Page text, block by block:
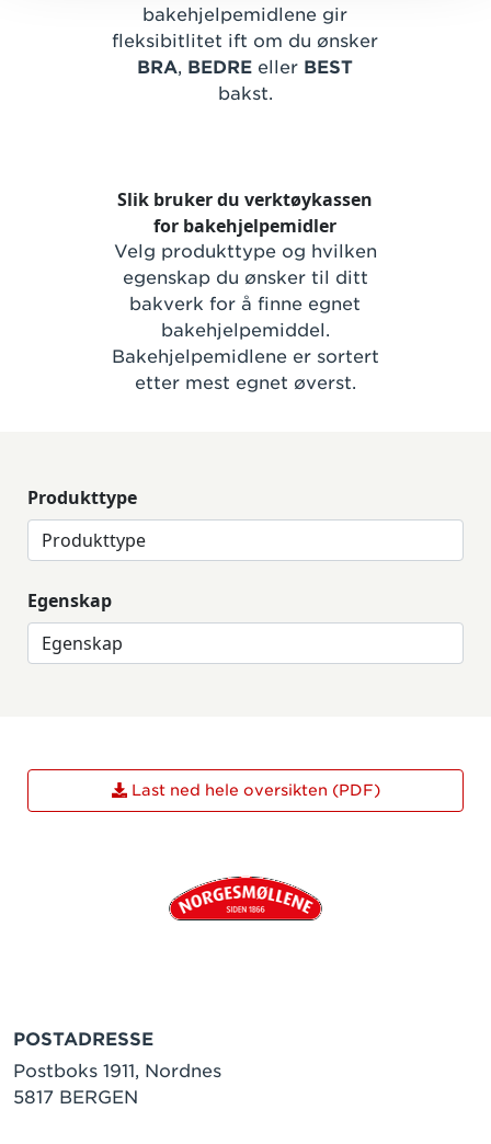
bakehjelpemidlene gir
fleksibitlitet ift om du ønsker
BRA, BEDRE eller BEST
bakst.
Slik bruker du verktøykassen
for bakehjelpemidler
Velg produkttype og hvilken
egenskap du ønsker til ditt
bakverk for å finne egnet
bakehjelpemiddel.
Bakehjelpemidlene er sortert
etter mest egnet øverst.
Produkttype
Egenskap
Last ned hele oversikten (PDF)
POSTADRESSE
Postboks 1911, Nordnes
5817 BERGEN